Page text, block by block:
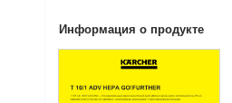
Информация о продукте